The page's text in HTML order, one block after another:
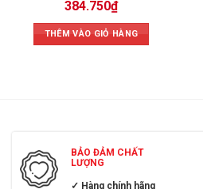
384.750₫
THÊM VÀO GIỎ HÀNG
BẢO ĐẢM CHẤT
LƯỢNG
✓ Hàng chính hãng